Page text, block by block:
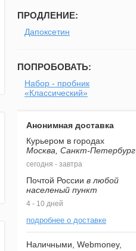
ПРОДЛЕНИЕ:
Дапоксетин
ПОПРОБОВАТЬ:
Набор - пробник
«Классический»
Анонимная доставка
Курьером в городах
Москва, Санкт-Петербург
сегодня - завтра
Почтой России в любой
населеный пункт
4 - 10 дней
подробнее о доставке
Наличными, Webmoney,